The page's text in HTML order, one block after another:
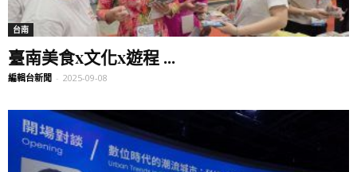
台南
臺南美食x文化x遊程 ...
編輯台新聞 - 2025-09-08